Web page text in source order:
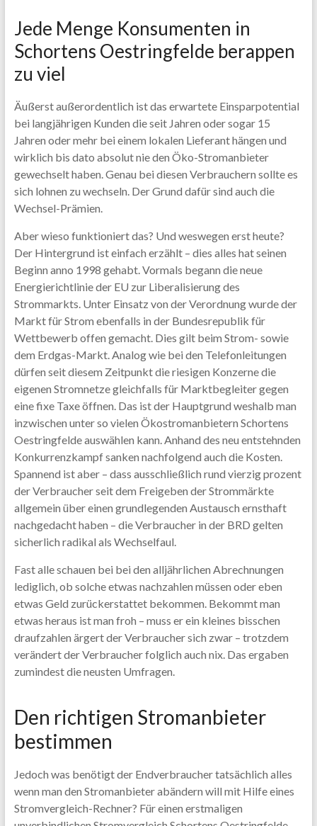
Jede Menge Konsumenten in
Schortens Oestringfelde berappen
zu viel
Äußerst außerordentlich ist das erwartete Einsparpotential
bei langjährigen Kunden die seit Jahren oder sogar 15
Jahren oder mehr bei einem lokalen Lieferant hängen und
wirklich bis dato absolut nie den Öko-Stromanbieter
gewechselt haben. Genau bei diesen Verbrauchern sollte es
sich lohnen zu wechseln. Der Grund dafür sind auch die
Wechsel-Prämien.
Aber wieso funktioniert das? Und weswegen erst heute?
Der Hintergrund ist einfach erzählt – dies alles hat seinen
Beginn anno 1998 gehabt. Vormals begann die neue
Energierichtlinie der EU zur Liberalisierung des
Strommarkts. Unter Einsatz von der Verordnung wurde der
Markt für Strom ebenfalls in der Bundesrepublik für
Wettbewerb offen gemacht. Dies gilt beim Strom- sowie
dem Erdgas-Markt. Analog wie bei den Telefonleitungen
dürfen seit diesem Zeitpunkt die riesigen Konzerne die
eigenen Stromnetze gleichfalls für Marktbegleiter gegen
eine fixe Taxe öffnen. Das ist der Hauptgrund weshalb man
inzwischen unter so vielen Ökostromanbietern Schortens
Oestringfelde auswählen kann. Anhand des neu entstehnden
Konkurrenzkampf sanken nachfolgend auch die Kosten.
Spannend ist aber – dass ausschließlich rund vierzig prozent
der Verbraucher seit dem Freigeben der Strommärkte
allgemein über einen grundlegenden Austausch ernsthaft
nachgedacht haben – die Verbraucher in der BRD gelten
sicherlich radikal als Wechselfaul.
Fast alle schauen bei bei den alljährlichen Abrechnungen
lediglich, ob solche etwas nachzahlen müssen oder eben
etwas Geld zurückerstattet bekommen. Bekommt man
etwas heraus ist man froh – muss er ein kleines bisschen
draufzahlen ärgert der Verbraucher sich zwar – trotzdem
verändert der Verbraucher folglich auch nix. Das ergaben
zumindest die neusten Umfragen.
Den richtigen Stromanbieter
bestimmen
Jedoch was benötigt der Endverbraucher tatsächlich alles
wenn man den Stromanbieter abändern will mit Hilfe eines
Stromvergleich-Rechner? Für einen erstmaligen